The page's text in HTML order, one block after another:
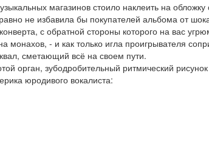
магазинов стоило наклеить на обложку
не избавила бы покупателей альбома от
с обратной стороны которого на вас
монахов, - и как только игла проигрывателя
сметающий всё на своем пути.
орган, зубодробительный ритмический
юродивого вокалиста: